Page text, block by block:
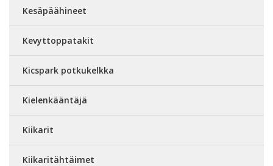
Kesäpäähineet
Kevyttoppatakit
Kicspark potkukelkka
Kielenkääntäjä
Kiikarit
Kiikaritähtäimet